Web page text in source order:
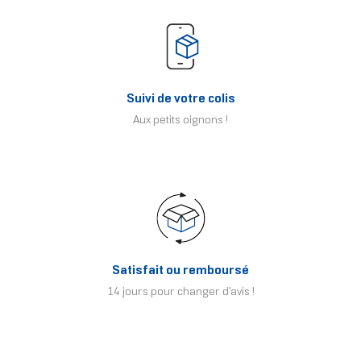
Suivi de votre colis
Aux petits oignons !
Satisfait ou remboursé
14 jours pour changer d'avis !